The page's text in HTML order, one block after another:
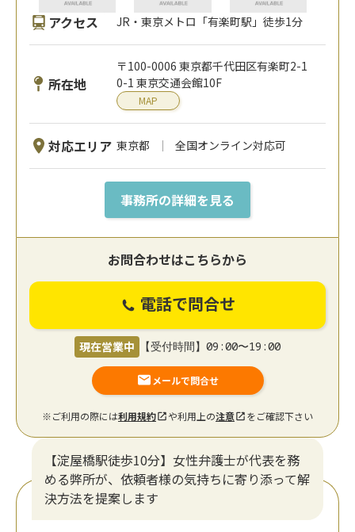
アクセス JR・東京メトロ「有楽町駅」徒歩1分
所在地
〒100-0006 東京都千代田区有楽町2-1
0-1 東京交通会館10F
MAP
対応エリア 東京都 全国オンライン対応可
事務所の詳細を見る
お問合わせはこちらから
電話で問合せ
現在営業中 【受付時間】09:00〜19:00
メールで問合せ
※ご利用の際には利用規約 や利用上の注意 をご確認下さい
【淀屋橋駅徒歩10分】女性弁護士が代表を務
める弊所が、依頼者様の気持ちに寄り添って解
決方法を提案します